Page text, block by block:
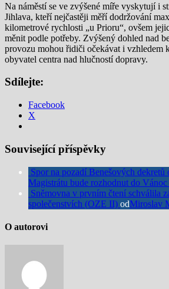
Na náměstí se ve zvýšené míře vyskytují i
Jihlava, kteří nejčastěji měří dodržování
kilometrové rychlosti „u Prioru“, ovšem
měnit podle potřeby. Zvýšený dohled nad
provozu mohou řidiči očekávat i vzhledem
obyvatel centra nad hlučností dopravy.
Sdílejte:
Facebook
X
Související příspěvky
Spor na pozadí Benešových
Magistrátu bude rozhodnut do Vánoc
Sněmovna v prvním čtení schválila
společenstvích (OZE II) odMiroslav
O autorovi